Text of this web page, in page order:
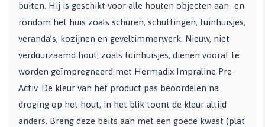
buiten. Hij is geschikt voor alle houten objecten aan- en
rondom het huis zoals schuren, schuttingen, tuinhuisjes,
veranda’s, kozijnen en geveltimmerwerk. Nieuw, niet
verduurzaamd hout, zoals tuinhuisjes, dienen vooraf te
worden geïmpregneerd met Hermadix Impraline Pre-
Activ. De kleur van het product pas beoordelen na
droging op het hout, in het blik toont de kleur altijd
anders. Breng deze beits aan met een goede kwast (plat